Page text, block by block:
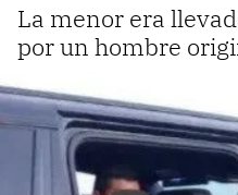
La menor era
por un hombre